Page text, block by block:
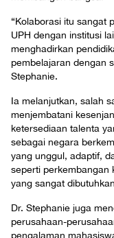
“Kolaborasi itu sangat
UPH dengan institusi
menghadirkan
pembelajaran dengan
Stephanie.
Ia melanjutkan, salah
menjembatani
ketersediaan talenta
sebagai negara
yang unggul, adaptif,
seperti perkembangan
yang sangat
Dr. Stephanie juga
perusahaan-
pengalaman